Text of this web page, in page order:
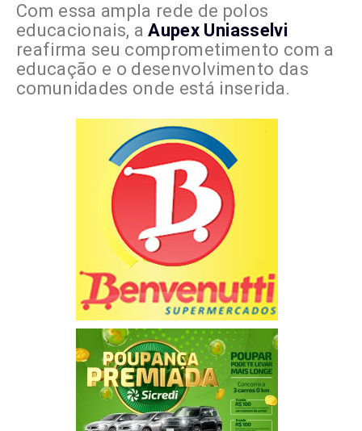
Com essa ampla rede de polos
educacionais, aAupex Uniasselvi
reafirma seu comprometimento com a
educação e o desenvolvimento das
comunidades onde está inserida.